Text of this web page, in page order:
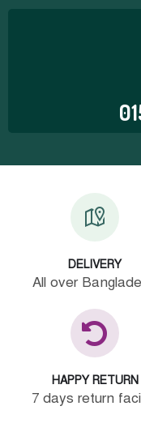
DELIVERY
All over
HAPPY RETURN
7 days return